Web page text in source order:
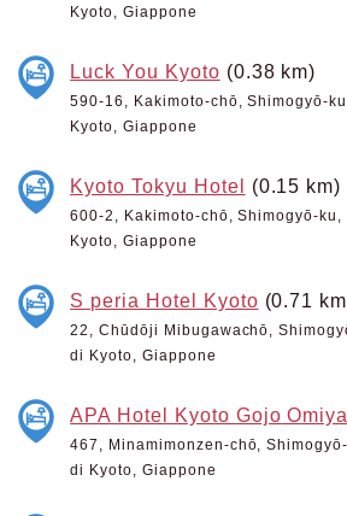
Kyoto, Giappone
Luck You Kyoto (0.38 km)
590-16, Kakimoto-chō, Shimogyō-
Kyoto, Giappone
Kyoto Tokyu Hotel (0.15 km)
600-2, Kakimoto-chō, Shimogyō-ku,
Kyoto, Giappone
S peria Hotel Kyoto (0.71
22, Chūdōji Mibugawachō,
di Kyoto, Giappone
APA Hotel Kyoto Gojo Omiya
467, Minamimonzen-chō,
di Kyoto, Giappone